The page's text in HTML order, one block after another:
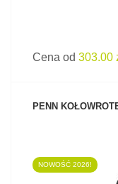
Cena od 303.00
PENN
NOWOŚĆ 2026!